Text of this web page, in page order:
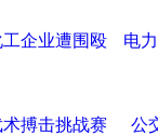
企业遭围殴 电
搏击挑战赛 公